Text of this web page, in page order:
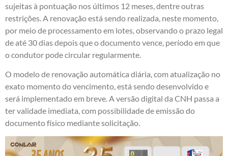
sujeitas à pontuação nos últimos 12 meses, dentre outras
restrições. A renovação está sendo realizada, neste momento,
por meio de processamento em lotes, observando o prazo legal
de até 30 dias depois que o documento vence, período em que
o condutor pode circular regularmente.
O modelo de renovação automática diária, com atualização no
exato momento do vencimento, está sendo desenvolvido e
será implementado em breve. A versão digital da CNH passa a
ter validade imediata, com possibilidade de emissão do
documento físico mediante solicitação.